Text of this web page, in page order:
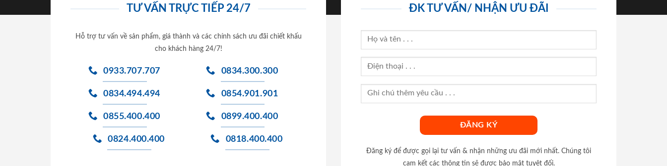
TƯ VẤN TRỰC TIẾP 24/7
Hỗ trợ tư vấn về sản phẩm, giá thành và các chính sách ưu đãi chiết khấu
cho khách hàng 24/7!
0933.707.707
0834.494.494
0855.400.400
0824.400.400
0834.300.300
0854.901.901
0899.400.400
0818.400.400
ĐK TƯ VẤN/ NHẬN ƯU ĐÃI
Đăng ký để được gọi lại tư vấn & nhận những ưu đãi mới nhất. Chúng tôi
cam kết các thông tin sẽ được bảo mật tuyệt đối.